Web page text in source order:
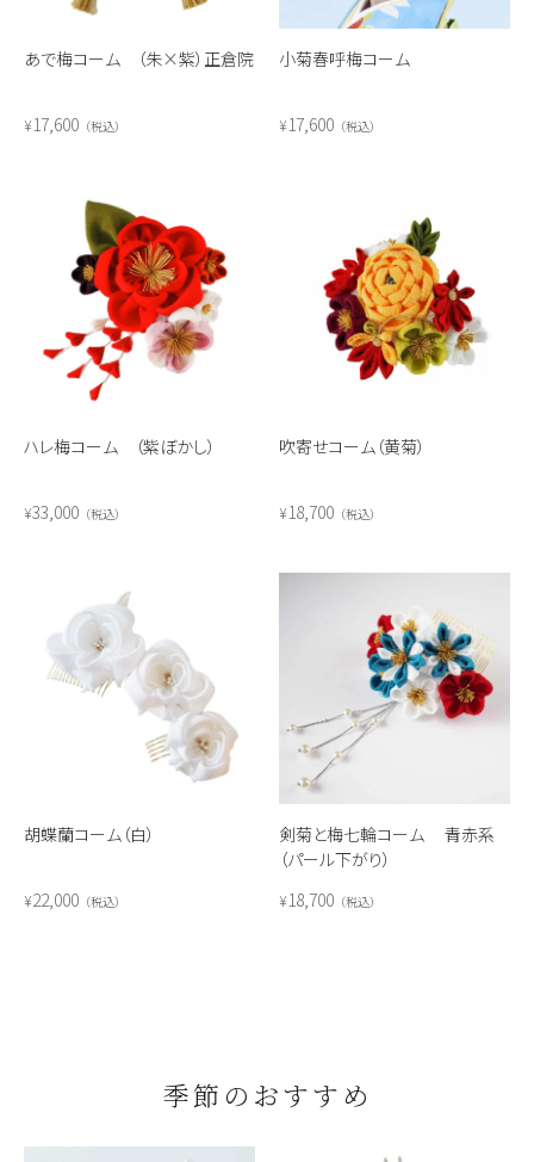
あで梅コーム （朱×紫）正倉院
¥17,600 税込
小菊春呼梅コーム
¥17,600 税込
ハレ梅コーム （紫ぼかし）
¥33,000 税込
吹寄せコーム（黄菊）
¥18,700 税込
胡蝶蘭コーム（白）
¥22,000 税込
剣菊と梅七輪コーム 青赤系
（パール下がり）
¥18,700 税込
季節のおすすめ